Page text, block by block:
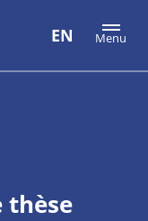
EN Menu
thèse